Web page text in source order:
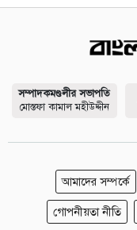
সম্পাদকমণ্ডলীর সভাপতি
মোস্তফা কামাল মহীউদ্দীন
আমাদের সম্পর্কে
গোপনীয়তা নীতি